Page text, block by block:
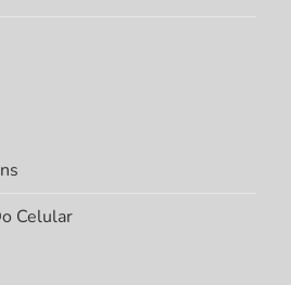
Celular